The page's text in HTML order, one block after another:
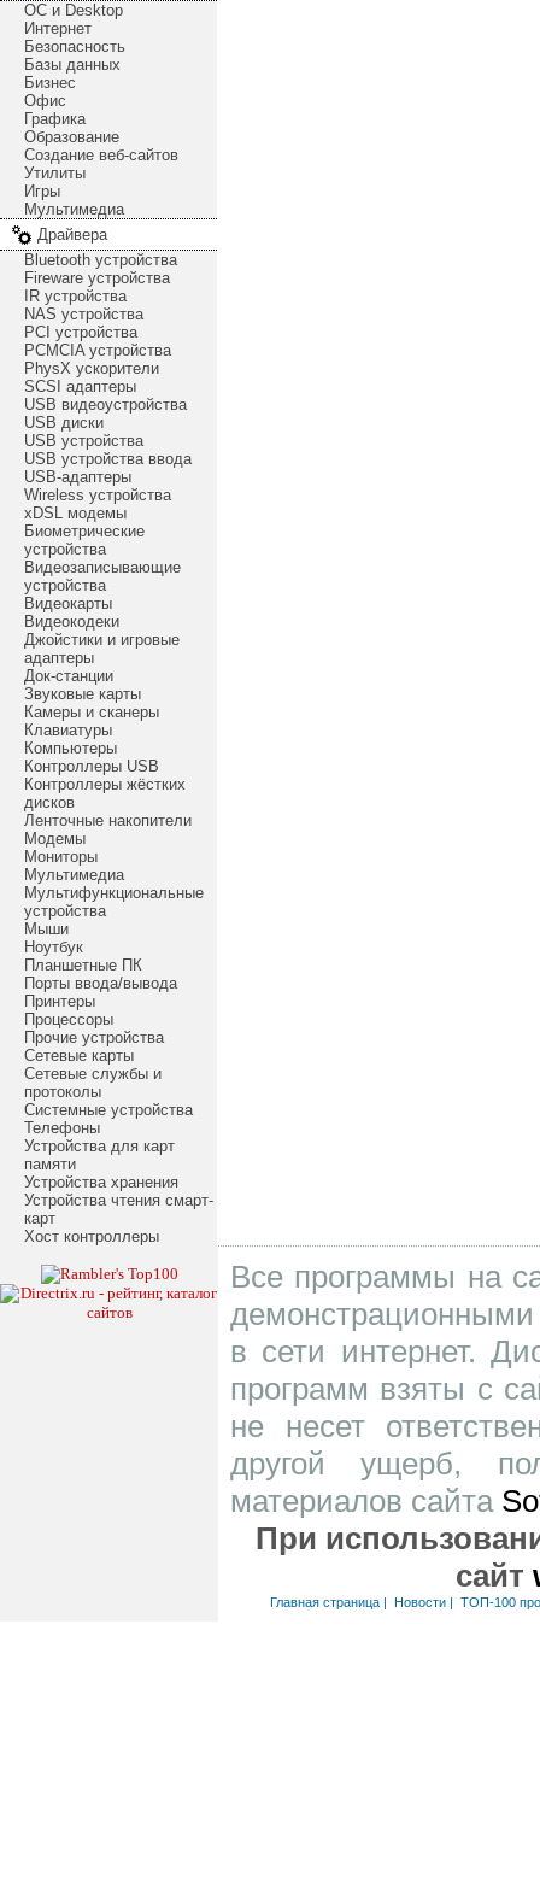
ОС и Desktop
Интернет
Безопасность
Базы данных
Бизнес
Офис
Графика
Образование
Создание веб-сайтов
Утилиты
Игры
Мультимедиа
Драйвера
Bluetooth устройства
Fireware устройства
IR устройства
NAS устройства
PCI устройства
PCMCIA устройства
PhysX ускорители
SCSI адаптеры
USB видеоустройства
USB диски
USB устройства
USB устройства ввода
USB-адаптеры
Wireless устройства
xDSL модемы
Биометрические
устройства
Видеозаписывающие
устройства
Видеокарты
Видеокодеки
Джойстики и игровые
адаптеры
Док-станции
Звуковые карты
Камеры и сканеры
Клавиатуры
Компьютеры
Контроллеры USB
Контроллеры жёстких
дисков
Ленточные накопители
Модемы
Мониторы
Мультимедиа
Мультифункциональные
устройства
Мыши
Ноутбук
Планшетные ПК
Порты ввода/вывода
Принтеры
Процессоры
Прочие устройства
Сетевые карты
Сетевые службы и
протоколы
Системные устройства
Телефоны
Устройства для карт
памяти
Устройства хранения
Устройства чтения смарт-
карт
Хост контроллеры
Все программы на
в сети интернет.
программ взяты с
не несет
другой ущерб,
материалов сайта
При
сайт
Главная страница| Новости| ТОП-100